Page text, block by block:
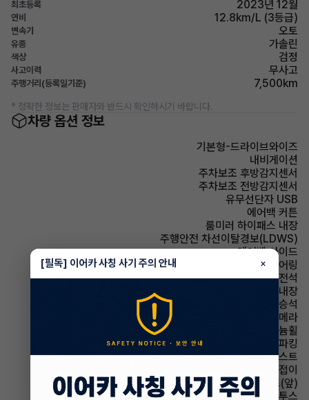
최초등록 2023년 12월
연비 12.8km/L (3등급)
변속기 오토
유종 가솔린
색상 검정
사고이력 무사고
주행거리(등록일기준) 7,500km
* 정확한 정보는 판매자와 반드시 확인하시기 바랍니다.
차량 옵션 정보
기본형-드라이브와이즈
내비게이션
주차보조 후방감지센서
주차보조 전방감지센서
유무선단자 USB
에어백 커튼
룸미러 하이패스 내장
주행안전 차선이탈경보(LDWS)
에어백 사이드
스티어링휠 텔레스코픽 스티어링
에어백 운전석
스티어링휠 열선내장
에어백 동승석
주차보조 후방카메라
휠타이어 알루미늄휠
파킹 전자식 파킹
헤드램프 하이빔 어시스트
사이드미러 전동접이
시트 열선시트(앞)
유무선단자 블루투스
[필독] 이어카 사칭 사기 주의 안내 ×